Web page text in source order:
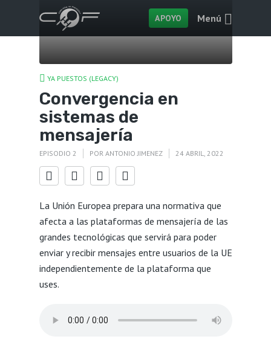
APOYO Menú
YA PUESTOS (LEGACY)
Convergencia en
sistemas de
mensajería
EPISODIO 2 POR ANTONIO JIMENEZ 24 ABRIL, 2022
La Unión Europea prepara una normativa que
afecta a las plataformas de mensajería de las
grandes tecnológicas que servirá para poder
enviar y recibir mensajes entre usuarios de la UE
independientemente de la plataforma que
uses.